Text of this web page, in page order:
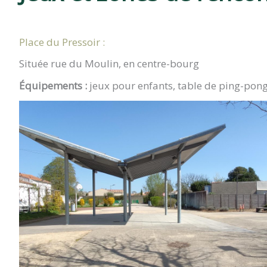
Place du Pressoir :
Située rue du Moulin, en centre-bourg
Équipements : jeux pour enfants, table de ping-